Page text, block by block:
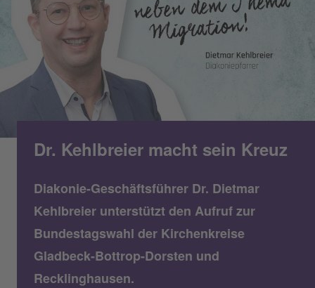
Dr. Kehlbreier macht sein Kreuz
Diakonie-Geschäftsführer Dr. Dietmar
Kehlbreier unterstützt den Aufruf zur
Bundestagswahl der Kirchenkreise
Gladbeck-Bottrop-Dorsten und
Recklinghausen.